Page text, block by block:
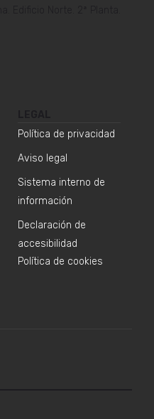
Política de privacidad
Aviso legal
Sistema interno de
información
Declaración de
accesibilidad
Política de cookies